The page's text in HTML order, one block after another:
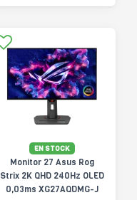
EN STOCK
Monitor 27 Asus Rog
Strix 2K QHD 240Hz OLED
0,03ms XG27AQDMG-J